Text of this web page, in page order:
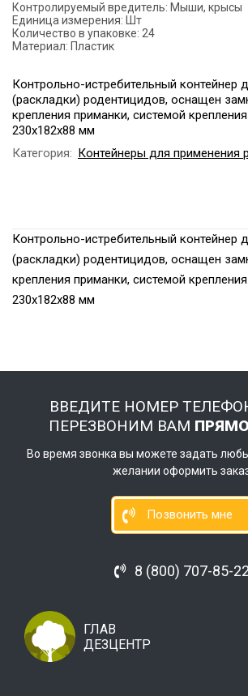
Контролируемый вредитель: Мыши, крысы
Единица измерения: Шт
Количество в упаковке: 24
Материал: Пластик
Контрольно-истребительный контейнер
(раскладки) родентицидов, оснащен
крепления приманки, системой
230х182х88 мм
Категория: Контейнеры для применения
Контрольно-истребительный контейнер
(раскладки) родентицидов, оснащен
крепления приманки, системой
230х182х88 мм
ВВЕДИТЕ НОМЕР
ПЕРЕЗВОНИМ ВАМ
Во время звонка вы можете задать
желании оформить
Позвонить мне
8 (800) 707-85-22
ГЛАВ
ДЕЗЦЕНТР